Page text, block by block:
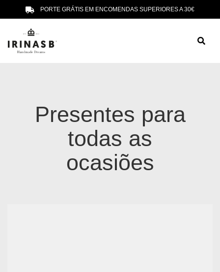
PORTE GRÁTIS EM ENCOMENDAS SUPERIORES A 30€
Presentes para
todas as
ocasiões